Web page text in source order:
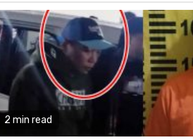
2 min read